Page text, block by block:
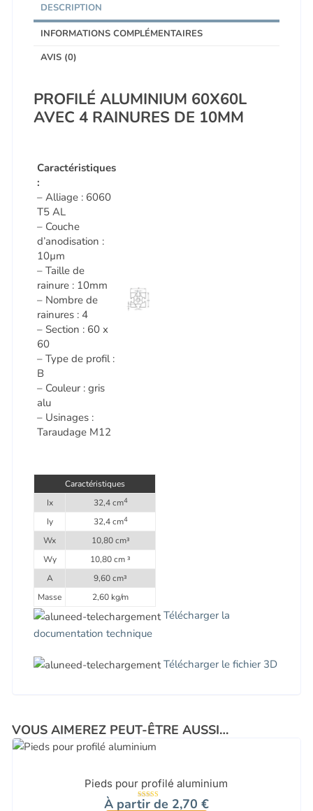
DESCRIPTION
INFORMATIONS COMPLÉMENTAIRES
AVIS (0)
PROFILÉ ALUMINIUM 60X60L
AVEC 4 RAINURES DE 10MM
Caractéristiques
:
– Alliage : 6060
T5 AL
– Couche
d’anodisation :
10µm
– Taille de
rainure : 10mm
– Nombre de
rainures : 4
– Section : 60 x
60
– Type de profil :
B
– Couleur : gris
alu
– Usinages :
Taraudage M12
Caractéristiques
Ix
32,4 cm4
Iy 32,4 cm4
Wx
10,80 cm³
Wy
10,80 cm ³
A
9,60 cm³
Masse
2,60 kg/m
Télécharger la
documentation technique
Télécharger le fichier 3D
VOUS AIMEREZ PEUT-ÊTRE AUSSI…
Pieds pour profilé aluminium
Note
À partir de 2,70 €